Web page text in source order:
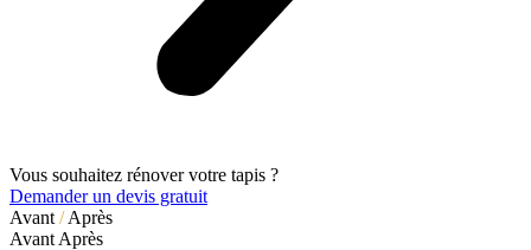
Vous souhaitez rénover votre tapis ?
Demander un devis gratuit
Avant /Après
Avant Après